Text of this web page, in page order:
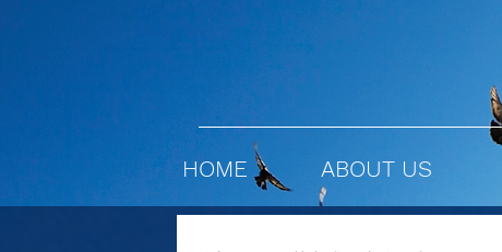
HOME ABOUT US